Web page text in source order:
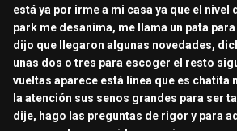
está ya por irme a mi casa ya que el nivel
park me desanima, me llama un pata
dijo que llegaron algunas novedades,
unas dos o tres para escoger el resto
vueltas aparece está línea que es chatita
la atención sus senos grandes para ser
dije, hago las preguntas de rigor y para